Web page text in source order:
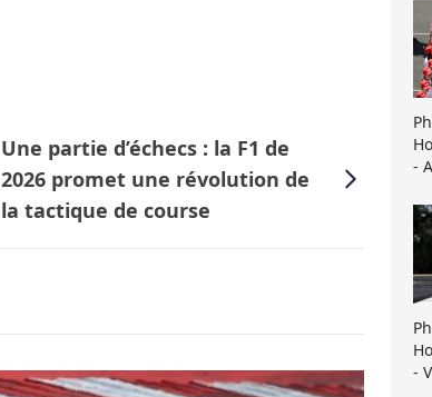
Une partie d’échecs : la F1 de
2026 promet une révolution de
la tactique de course
-
-